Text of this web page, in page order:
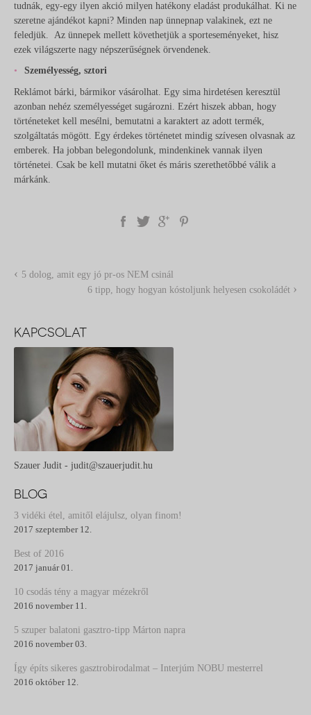
tudnák, egy-egy ilyen akció milyen hatékony eladást produkálhat. Ki ne
szeretne ajándékot kapni? Minden nap ünnepnap valakinek, ezt ne
feledjük. Az ünnepek mellett követhetjük a sporteseményeket, hisz
ezek világszerte nagy népszerűségnek örvendenek.
Személyesség, sztori
Reklámot bárki, bármikor vásárolhat. Egy sima hirdetésen keresztül
azonban nehéz személyességet sugározni. Ezért hiszek abban, hogy
történeteket kell mesélni, bemutatni a karaktert az adott termék,
szolgáltatás mögött. Egy érdekes történetet mindig szívesen olvasnak az
emberek. Ha jobban belegondolunk, mindenkinek vannak ilyen
történetei. Csak be kell mutatni őket és máris szerethetőbbé válik a
márkánk.
‹ 5 dolog, amit egy jó pr-os NEM csinál
6 tipp, hogy hogyan kóstoljunk helyesen csokoládét ›
KAPCSOLAT
Szauer Judit - judit@szauerjudit.hu
BLOG
3 vidéki étel, amitől elájulsz, olyan finom!
2017 szeptember 12.
Best of 2016
2017 január 01.
10 csodás tény a magyar mézekről
2016 november 11.
5 szuper balatoni gasztro-tipp Márton napra
2016 november 03.
Így építs sikeres gasztrobirodalmat – Interjúm NOBU mesterrel
2016 október 12.